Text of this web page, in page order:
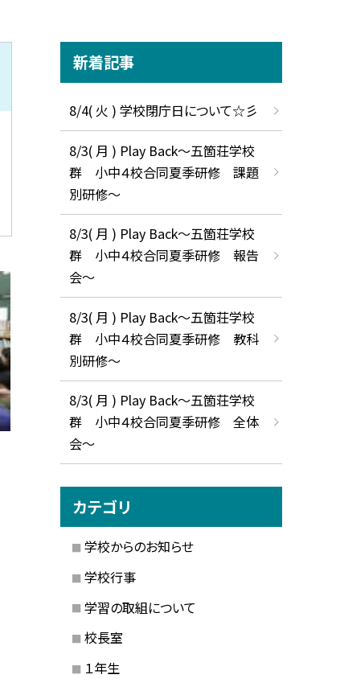
新着記事
8/4( 火 ) 学校閉庁日について☆彡
8/3( 月 ) Play Back～五箇荘学校
群 小中４校合同夏季研修 課題
別研修～
8/3( 月 ) Play Back～五箇荘学校
群 小中４校合同夏季研修 報告
会～
8/3( 月 ) Play Back～五箇荘学校
群 小中４校合同夏季研修 教科
別研修～
8/3( 月 ) Play Back～五箇荘学校
群 小中４校合同夏季研修 全体
会～
カテゴリ
学校からのお知らせ
学校行事
学習の取組について
校長室
１年生